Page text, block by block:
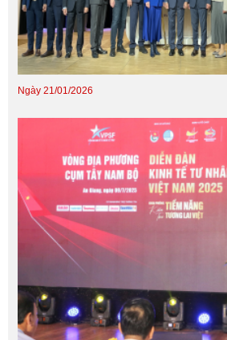
Ngày 21/01/2026